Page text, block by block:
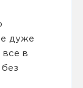
дуже
все в
без